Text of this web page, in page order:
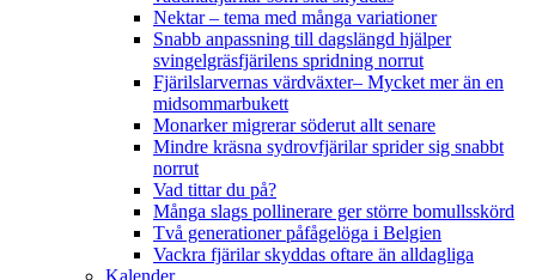
Nektar – tema med många variationer
Snabb anpassning till dagslängd hjälper
svingelgräsfjärilens spridning norrut
Fjärilslarvernas värdväxter– Mycket mer än en
midsommarbukett
Monarker migrerar söderut allt senare
Mindre kräsna sydrovfjärilar sprider sig snabbt
norrut
Vad tittar du på?
Många slags pollinerare ger större bomullsskörd
Två generationer påfågelöga i Belgien
Vackra fjärilar skyddas oftare än alldagliga
Kalender